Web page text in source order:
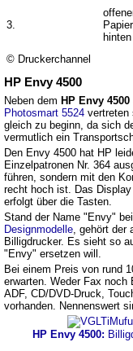
3.
hinten
© Druckerchannel
HP Envy 4500
Neben dem HP Envy 4500
Photosmart 5524 vertreten
gleich zu beginn, da sich
vermutlich ein
Den Envy 4500 hat HP
Einzelpatronen Nr. 364
führen, sondern mit den
recht hoch ist. Das
erfolgt über die Tasten.
Stand der Name "Envy"
Designmodelle, gehört der
Billigdrucker. Es sieht so
"Envy" ersetzen will.
Bei einem Preis von rund
erwarten. Weder Fax noch
ADF, CD/DVD-Druck,
vorhanden. Nennenswert
HP Envy 4500: